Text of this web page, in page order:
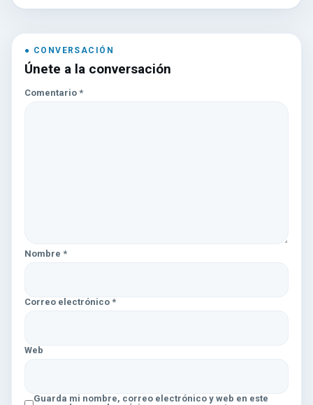
Únete a la conversación
Comentario *
Nombre *
Correo electrónico *
Web
Guarda mi nombre, correo electrónico y web en este